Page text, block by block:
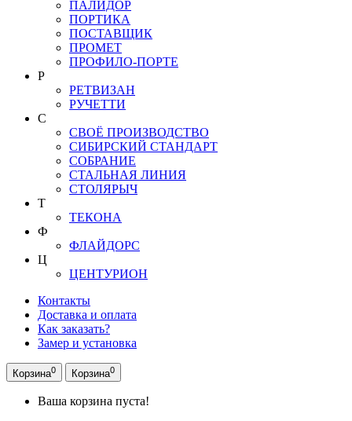
ПАЛИДОР
ПОРТИКА
ПОСТАВЩИК
ПРОМЕТ
ПРОФИЛО-ПОРТЕ
Р
РЕТВИЗАН
РУЧЕТТИ
С
СВОЁ ПРОИЗВОДСТВО
СИБИРСКИЙ СТАНДАРТ
СОБРАНИЕ
СТАЛЬНАЯ ЛИНИЯ
СТОЛЯРЫЧ
Т
ТЕКОНА
Ф
ФЛАЙДОРС
Ц
ЦЕНТУРИОН
Контакты
Доставка и оплата
Как заказать?
Замер и установка
Корзина0 Корзина0
Ваша корзина пуста!